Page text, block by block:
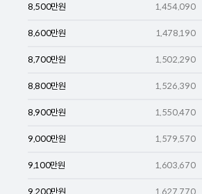
8,500만원 1,454,090
8,600만원 1,478,190
8,700만원 1,502,290
8,800만원 1,526,390
8,900만원 1,550,470
9,000만원 1,579,570
9,100만원 1,603,670
9,200만원 1,627,770